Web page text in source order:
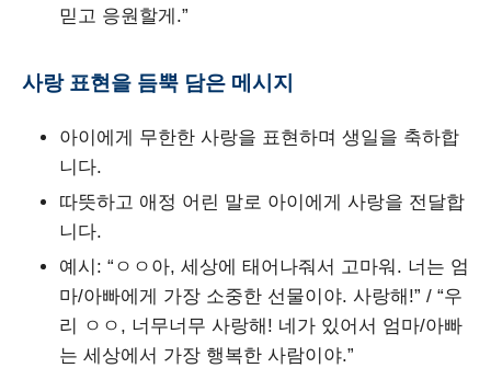
믿고 응원할게.”
사랑 표현을 듬뿍 담은 메시지
아이에게 무한한 사랑을 표현하며 생일을 축하합
니다.
따뜻하고 애정 어린 말로 아이에게 사랑을 전달합
니다.
예시: “ㅇㅇ아, 세상에 태어나줘서 고마워. 너는 엄
마/아빠에게 가장 소중한 선물이야. 사랑해!” / “우
리 ㅇㅇ, 너무너무 사랑해! 네가 있어서 엄마/아빠
는 세상에서 가장 행복한 사람이야.”